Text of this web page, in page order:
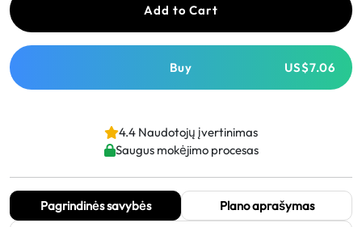
Add to Cart
Buy US$7.06
4.4 Naudotojų įvertinimas
Saugus mokėjimo procesas
Pagrindinės savybės
Plano aprašymas